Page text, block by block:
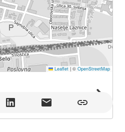
Leaflet |© OpenStreetMap